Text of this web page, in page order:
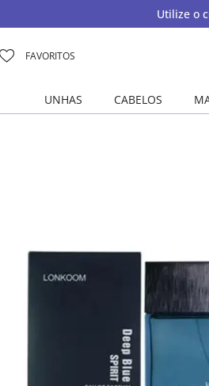
Utilize o
FAVORITOS
UNHAS CABELOS